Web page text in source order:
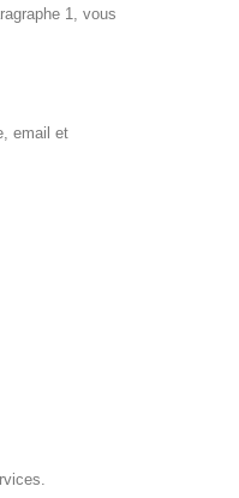
1, vous
email et